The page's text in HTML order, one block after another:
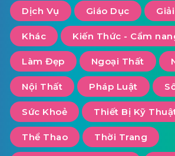
Dịch Vụ Giáo Dục
Khác Kiến Thức - Cẩm
Làm Đẹp Ngoại Thất
Nội Thất Pháp Luật
Sức Khoẻ Thiết Bị Kỹ
Thể Thao Thời Trang